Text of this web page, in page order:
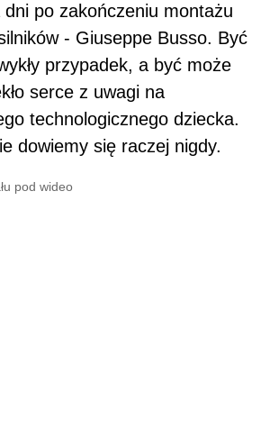
dni po zakończeniu montażu
- Giuseppe Busso. Być
przypadek, a być może
serce z uwagi na
technologicznego dziecka.
dowiemy się raczej nigdy.
pod wideo